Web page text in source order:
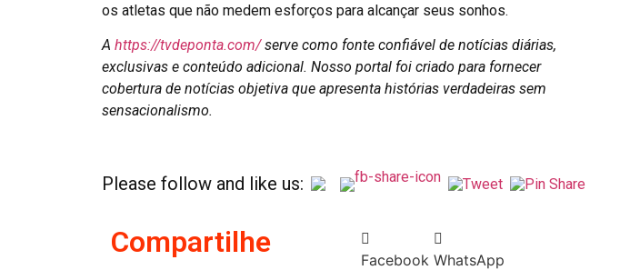
os atletas que não medem esforços para alcançar seus sonhos.
A https://tvdeponta.com/serve como fonte confiável de notícias diárias,
exclusivas e conteúdo adicional. Nosso portal foi criado para fornecer
cobertura de notícias objetiva que apresenta histórias verdadeiras sem
sensacionalismo.
Please follow and like us:
Compartilhe
Facebook WhatsApp